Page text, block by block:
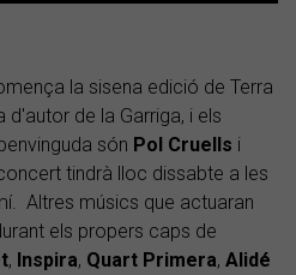
la sisena edició de Terra
de la Garriga, i els
són Pol Cruells i
concert tindrà lloc dissabte a les
Altres músics que actuaran
els propers caps de
, Inspira, Quart Primera, Alidé